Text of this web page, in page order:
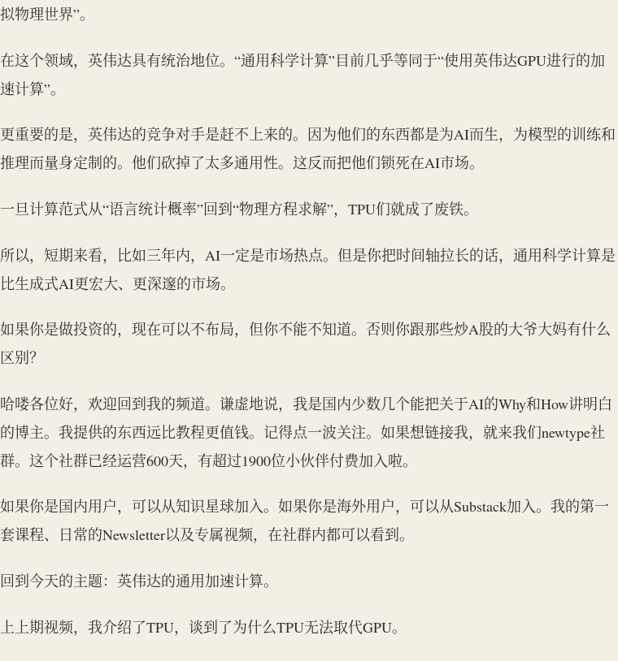
拟物理世界”。
在这个领域，英伟达具有统治地位。“通用科学计算”目前几乎等同于“使用英伟达GPU进行的加
速计算”。
更重要的是，英伟达的竞争对手是赶不上来的。因为他们的东西都是为AI而生，为模型的训练和
推理而量身定制的。他们砍掉了太多通用性。这反而把他们锁死在AI市场。
一旦计算范式从“语言统计概率”回到“物理方程求解”，TPU们就成了废铁。
所以，短期来看，比如三年内，AI一定是市场热点。但是你把时间轴拉长的话，通用科学计算是
比生成式AI更宏大、更深邃的市场。
如果你是做投资的，现在可以不布局，但你不能不知道。否则你跟那些炒A股的大爷大妈有什么
区别？
哈喽各位好，欢迎回到我的频道。谦虚地说，我是国内少数几个能把关于AI的Why和How讲明白
的博主。我提供的东西远比教程更值钱。记得点一波关注。如果想链接我，就来我们newtype社
群。这个社群已经运营600天，有超过1900位小伙伴付费加入啦。
如果你是国内用户，可以从知识星球加入。如果你是海外用户，可以从Substack加入。我的第一
套课程、日常的Newsletter以及专属视频，在社群内都可以看到。
回到今天的主题：英伟达的通用加速计算。
上上期视频，我介绍了TPU，谈到了为什么TPU无法取代GPU。